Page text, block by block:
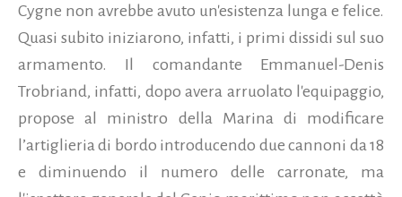
Cygne non avrebbe avuto un'esistenza lunga e felice.
Quasi subito iniziarono, infatti, i primi dissidi sul suo
armamento. Il comandante Emmanuel-Denis
Trobriand, infatti, dopo avera arruolato l'equipaggio,
propose al ministro della Marina di modificare
l’artiglieria di bordo introducendo due cannoni da 18
e diminuendo il numero delle carronate, ma